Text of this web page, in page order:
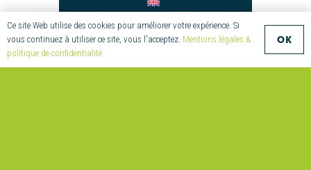
Ce site Web utilise des cookies pour améliorer votre expérience. Si
vous continuez à utiliser ce site, vous l'acceptez. Mentions légales &
politique de confidentialité
OK